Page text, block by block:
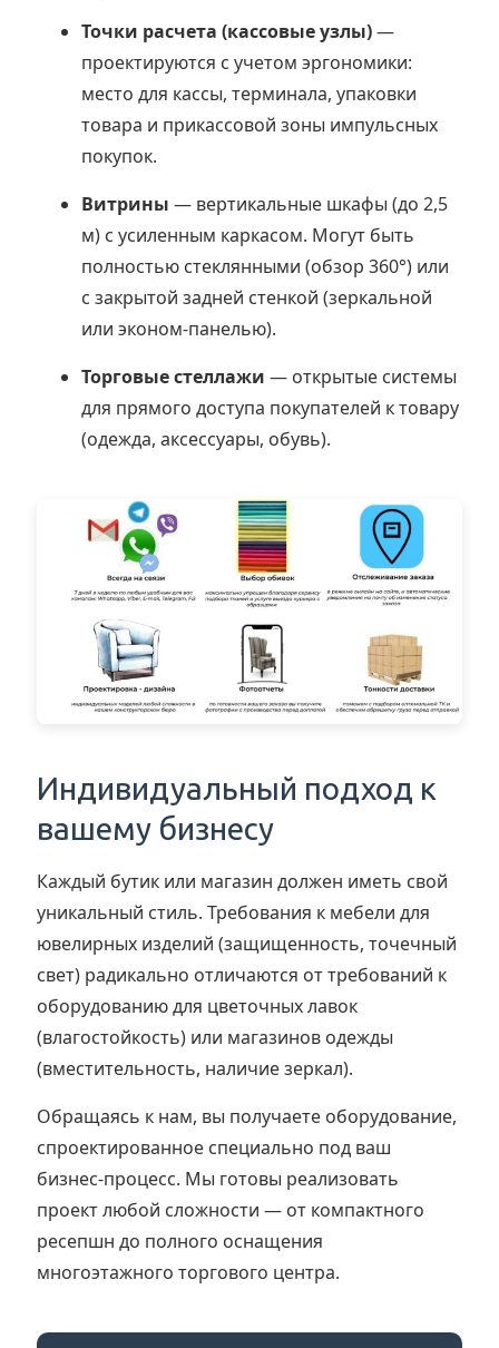
Точки расчета (кассовые узлы)—
проектируются с учетом эргономики:
место для кассы, терминала, упаковки
товара и прикассовой зоны импульсных
покупок.
Витрины — вертикальные шкафы (до 2,5
м) с усиленным каркасом. Могут быть
полностью стеклянными (обзор 360°) или
с закрытой задней стенкой (зеркальной
или эконом-панелью).
Торговые стеллажи — открытые системы
для прямого доступа покупателей к товару
(одежда, аксессуары, обувь).
Индивидуальный подход к
вашему бизнесу
Каждый бутик или магазин должен иметь свой
уникальный стиль. Требования к мебели для
ювелирных изделий (защищенность, точечный
свет) радикально отличаются от требований к
оборудованию для цветочных лавок
(влагостойкость) или магазинов одежды
(вместительность, наличие зеркал).
Обращаясь к нам, вы получаете оборудование,
спроектированное специально под ваш
бизнес-процесс. Мы готовы реализовать
проект любой сложности — от компактного
ресепшн до полного оснащения
многоэтажного торгового центра.